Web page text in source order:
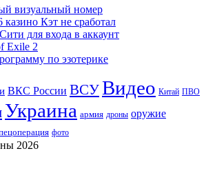
визуальный номер
Кэт не сработал
для входа в аккаунт
Exile 2
по эзотерике
ВКС России ВСУВидео Китай ПВО
Украина армия дроны оружие
фото
2026